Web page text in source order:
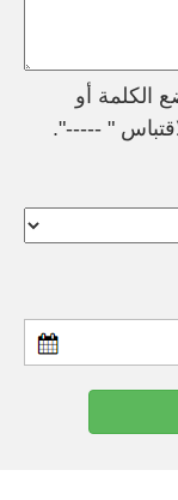
الكلمة أو
" -----".